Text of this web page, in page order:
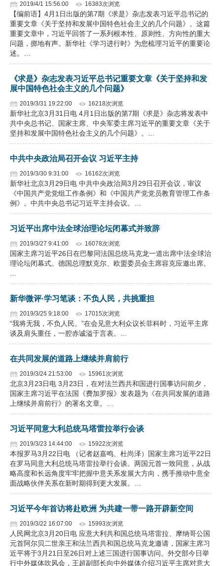
2019/4/1 15:56:00 16383次浏览
【编前语】4月1日出版的第7期《求是》杂志发表习近平总书记的
重要文章《关于坚持和发展中国特色社会主义的几个问题》。这篇
重要文章中，习近平回答了一系列根本性、原则性、方向性的重大
问题，掷地有声。新华社《学习进行时》为您梳理习近平的重要论
述。…
《求是》杂志发表习近平总书记重要文章《关于坚持和发
展中国特色社会主义的几个问题》
2019/3/31 19:22:00 16218次浏览
新华社北京3月31日电 4月1日出版的第7期《求是》杂志将发表中
共中央总书记、国家主席、中央军委主席习近平的重要文章《关于
坚持和发展中国特色社会主义的几个问题》。…
中共中央政治局召开会议 习近平主持
2019/3/30 9:31:00 16162次浏览
新华社北京3月29日电 中共中央政治局3月29日召开会议，审议
《中国共产党党组工作条例》和《中国共产党党员教育管理工作条
例》。中共中央总书记习近平主持会议。…
习近平出席中法全球治理论坛闭幕式并致辞
2019/3/27 9:41:00 16078次浏览
国家主席习近平26日在巴黎同法国总统马克龙一道出席中法全球治
理论坛闭幕式。德国总理默克尔、欧盟委员会主席容克应邀出席。
新华微评·学习笔谈：不负人民，共挑重担
2019/3/25 9:18:00 17015次浏览
“我将无我，不负人民。”在会见意大利众议长菲科时，习近平主席
谈及肩头重任，一腔赤诚溢于言表。…
在共同发展的道路上继续并肩前行
2019/3/24 21:53:00 15961次浏览
北京3月23日电 3月23日，在对法兰西共和国进行国事访问前夕，
国家主席习近平在法国《费加罗报》发表题为《在共同发展的道路
上继续并肩前行》的署名文章。…
习近平同意大利总统马塔雷拉举行会谈
2019/3/23 14:44:00 15922次浏览
本报罗马3月22日电 （记者赵嘉鸣、杜尚泽）国家主席习近平22日
在罗马同意大利总统马塔雷拉举行会谈。两国元首一致同意，从战
略高度和长远角度牢牢把握中意关系发展大方向，携手推动中意全
面战略伙伴关系在新时期得到更大发展。…
习近平今年首访将赴欧洲 为共建一带一路开辟新空间
2019/3/22 16:07:00 15993次浏览
人民网北京3月20日电 应意大利共和国总统马塔雷拉、摩纳哥公国
元首阿尔贝二世亲王和法兰西共和国总统马克龙邀请，国家主席习
近平将于3月21日至26日对上述三国进行国事访问。外交部今日举
行中外媒体吹风会，王超副部长向中外媒体介绍习近平主席对意大